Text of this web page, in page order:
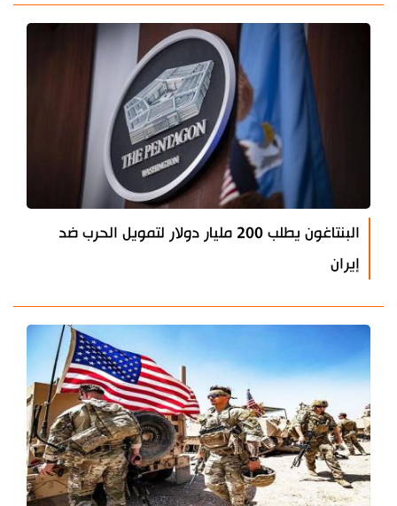
البنتاغون يطلب 200 مليار دولار لتمويل الحرب ضد
إيران